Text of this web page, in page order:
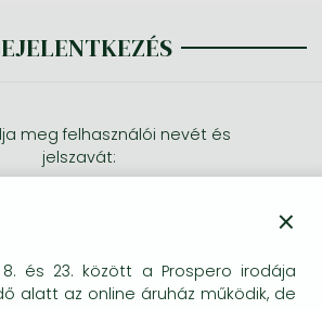
meg felhasználói nevét és
jelszavát:
×
8. és 23. között a Prospero irodája
alatt az online áruház működik, de